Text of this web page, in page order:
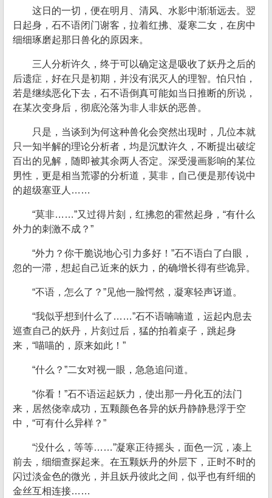
这日的一切，便在明月、清风、水影中渐渐远去。翌
日起身，石不语闭门谢客，拉着红拂、凝寒二女，在房中
细细琢磨起那日兽化的原因来。
三人分析许久，终于可以确定这是吸收了妖丹之后的
后遗症，好在只是初期，并没有泯灭人的理智。怕只怕，
若是继续恶化下去，石不语倒真可能如当日推断的所说，
在某次变身后，彻底沦落为非人非妖的恶兽。
只是，当谈到为何这种兽化会突然出现时，几位本就
只一知半解的理论分析者，均是沉默许久，不断提出破绽
百出的见解，随即被其余两人否定。深受漫画影响的某位
男性，更是相当荒谬的分析道，莫非，自己便是那传说中
的超级塞亚人……
“莫非……”又过得片刻，红拂忽的霍然起身，“有什么
外力的刺激不成？”
“外力？你干脆说地心引力多好！”石不语白了白眼，
忽的一滞，想起自己近来的妖力，的确增长得有些诡异。
“不语，怎么了？”见他一脸愕然，凝寒轻声讶道。
“我似乎想到什么了……”石不语喃喃道，运起内息去
巡查自己的妖丹，片刻过后，猛的拍着桌子，跳起身
来，“喵喵的，原来如此！”
“什么？”二女对视一眼，急急追问道。
“你看！”石不语运起妖力，使出那一丹化五的法门
来，居然侥幸成功，五颗颜色各异的妖丹静静悬浮于空
中，“可有什么异样？”
“没什么，等等……”凝寒正待摇头，面色一沉，凑上
前去，细细查探起来。在五颗妖丹的外层下，正时不时的
闪过淡金色的微光，并且妖丹彼此之间，似乎也有纤细的
金丝互相连接……